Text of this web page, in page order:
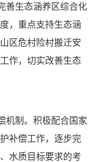
善生态涵养区综合化
，重点支持生态涵
区危村险村搬迁安
作，切实改善生态
机制。积极配合国家
补偿工作，逐步完
水质目标要求的考